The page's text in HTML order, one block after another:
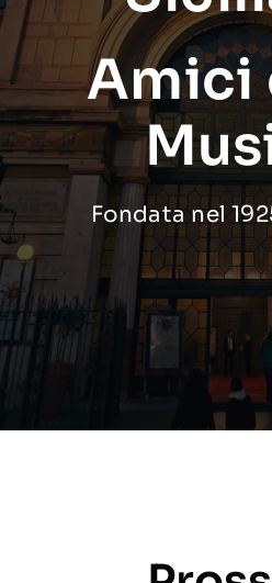
Amici
Fondata nel